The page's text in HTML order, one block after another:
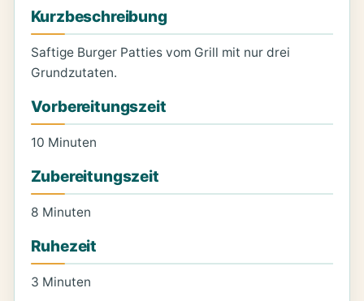
Kurzbeschreibung
Saftige Burger Patties vom Grill mit nur drei
Grundzutaten.
Vorbereitungszeit
10 Minuten
Zubereitungszeit
8 Minuten
Ruhezeit
3 Minuten